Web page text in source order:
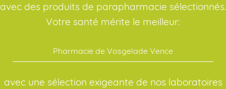
avec des produits de parapharmacie sélectionnés.
Votre santé mérite le meilleur:
Pharmacie de Vosgelade Vence
avec une sélection exigeante de nos laboratoires